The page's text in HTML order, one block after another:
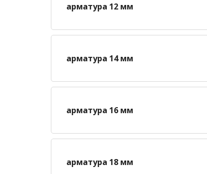
арматура 12 мм
арматура 14 мм
арматура 16 мм
арматура 18 мм